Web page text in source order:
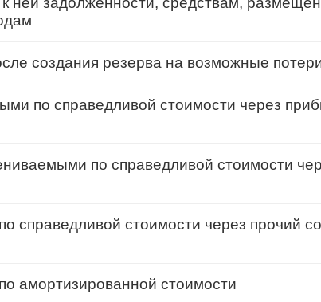
создания резерва на возможные
по справедливой стоимости через
по справедливой стоимости
стоимости через прочий
амортизированной стоимости